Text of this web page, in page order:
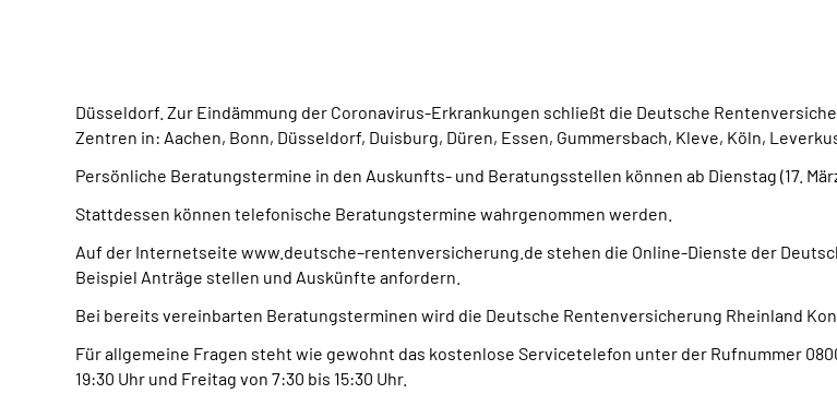
Düsseldorf. Zur Eindämmung der Coronavirus-Erkrankungen schließt die Deutsche
Zentren in: Aachen, Bonn, Düsseldorf, Duisburg, Düren, Essen, Gummersbach, Kleve, Köln,
Persönliche Beratungstermine in den Auskunfts- und Beratungsstellen können ab Dienstag (17.
Stattdessen können telefonische Beratungstermine wahrgenommen werden.
Auf der Internetseite www.deutsche–rentenversicherung.de stehen die Online-Dienste der
Beispiel Anträge stellen und Auskünfte anfordern.
Bei bereits vereinbarten Beratungsterminen wird die Deutsche Rentenversicherung Rheinland
Für allgemeine Fragen steht wie gewohnt das kostenlose Servicetelefon unter der Rufnummer
19:30 Uhr und Freitag von 7:30 bis 15:30 Uhr.